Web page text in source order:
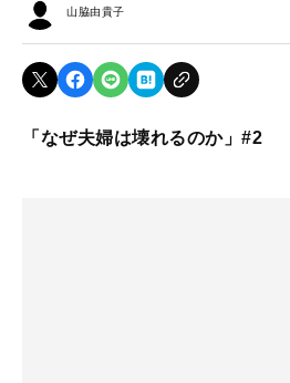
山脇由貴子
「なぜ夫婦は壊れるのか」#2